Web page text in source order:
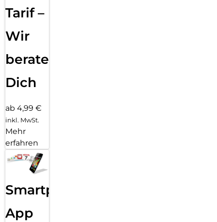
griffbereit halten möchten – ohne Kompromisse bei
Komfort oder Ästhetik.
Tarif –
Wir
beraten
Dich
ab 4,99 €
inkl. MwSt.
Mehr
erfahren
Smartphone
App